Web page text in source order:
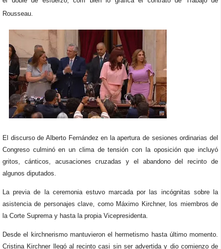
Rousseau.
El discurso de Alberto Fernández en la apertura de sesiones ordinarias del
Congreso culminó en un clima de tensión con la oposición que incluyó
gritos, cánticos, acusaciones cruzadas y el abandono del recinto de
algunos diputados.
La previa de la ceremonia estuvo marcada por las incógnitas sobre la
asistencia de personajes clave, como Máximo Kirchner, los miembros de
la Corte Suprema y hasta la propia Vicepresidenta.
Desde el kirchnerismo mantuvieron el hermetismo hasta último momento.
Cristina Kirchner llegó al recinto casi sin ser advertida y dio comienzo de